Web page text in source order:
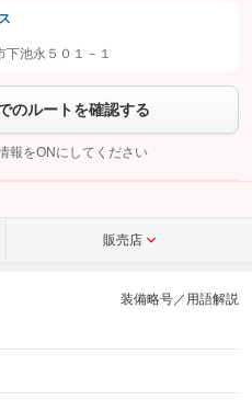
ち追加してから「許可する」ボタンを押
プして問い合わせを
ら
池永５０１－１
のルートを確認する
報をONにしてください
販売店
装備略号／用語解説